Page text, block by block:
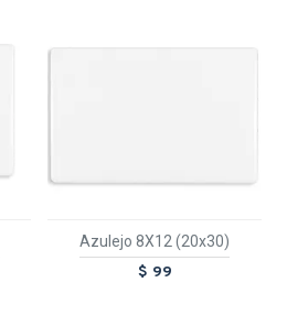
Azulejo 8X12 (20x30)
$ 99